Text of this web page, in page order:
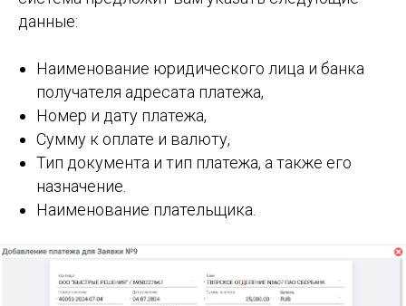
данные:
Наименование юридического лица и банка
получателя адресата платежа,
Номер и дату платежа,
Сумму к оплате и валюту,
Тип документа и тип платежа, а также его
назначение.
Наименование плательщика.